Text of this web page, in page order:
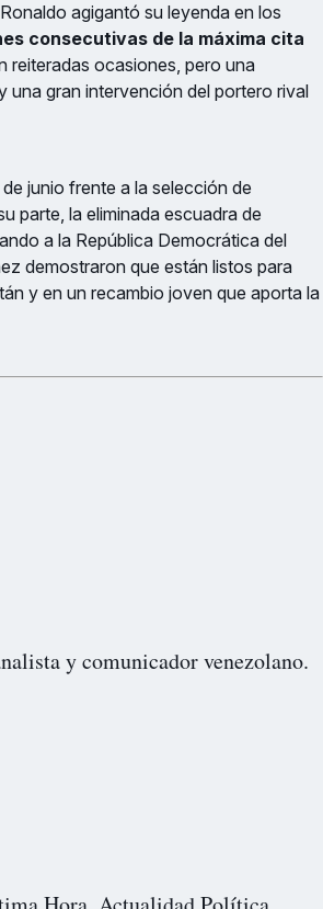
agigantó su leyenda en los
consecutivas de la máxima cita
reiteradas ocasiones, pero una
una gran intervención del portero rival
junio frente a la selección de
parte, la eliminada escuadra de
a la República Democrática del
demostraron que están listos para
y en un recambio joven que aporta la
y comunicador venezolano.